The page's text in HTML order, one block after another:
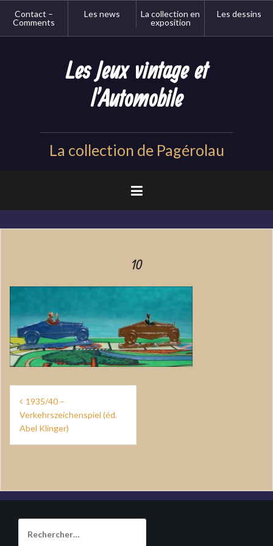
Contact –
Comments
Les news
La collection en
exposition
Les dessins
Les Jeux vintage et
l'Automobile
La collection de Pagérolau
10
Navigation
de
l’article
1935/40 –
Verkehrszeichenspiel (éd.
Abel Klinger)